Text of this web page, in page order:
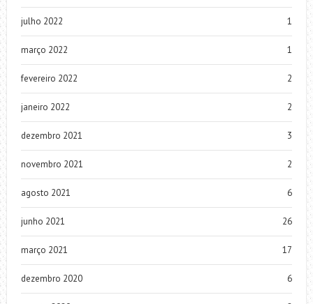
julho 2022 1
março 2022 1
fevereiro 2022 2
janeiro 2022 2
dezembro 2021 3
novembro 2021 2
agosto 2021 6
junho 2021 26
março 2021 17
dezembro 2020 6